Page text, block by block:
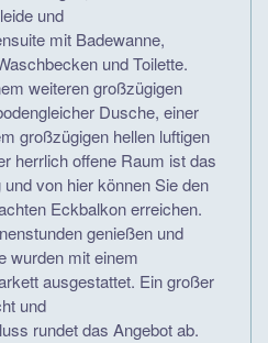
und
mit Badewanne,
und Toilette.
weiteren großzügigen
Dusche, einer
großzügigen hellen luftigen
herrlich offene Raum ist das
von hier können Sie den
Eckbalkon erreichen.
genießen und
wurden mit einem
ausgestattet. Ein großer
und
rundet das Angebot ab.